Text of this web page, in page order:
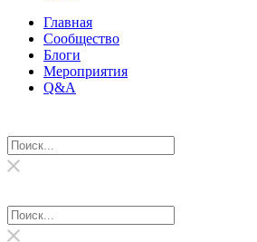
Главная
Сообщество
Блоги
Мероприятия
Q&A